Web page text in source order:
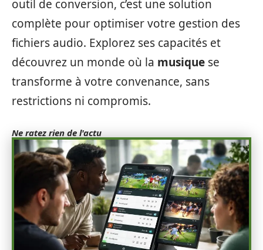
outil de conversion, c’est une solution
complète pour optimiser votre gestion des
fichiers audio. Explorez ses capacités et
découvrez un monde où la musique se
transforme à votre convenance, sans
restrictions ni compromis.
Ne ratez rien de l'actu